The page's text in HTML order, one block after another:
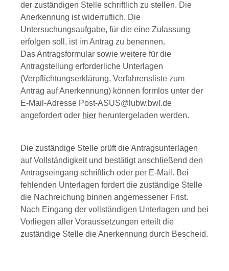
der zuständigen Stelle schriftlich zu stellen. Die
Anerkennung ist widerruflich. Die
Untersuchungsaufgabe, für die eine Zulassung
erfolgen soll, ist im Antrag zu benennen.
Das Antragsformular sowie weitere für die
Antragstellung erforderliche Unterlagen
(Verpflichtungserklärung, Verfahrensliste zum
Antrag auf Anerkennung) können formlos unter der
E-Mail-Adresse Post-ASUS@lubw.bwl.de
angefordert oder hier heruntergeladen werden.
Die zuständige Stelle prüft die Antragsunterlagen
auf Vollständigkeit und bestätigt anschließend den
Antragseingang schriftlich oder per E-Mail. Bei
fehlenden Unterlagen fordert die zuständige Stelle
die Nachreichung binnen angemessener Frist.
Nach Eingang der vollständigen Unterlagen und bei
Vorliegen aller Voraussetzungen erteilt die
zuständige Stelle die Anerkennung durch Bescheid.